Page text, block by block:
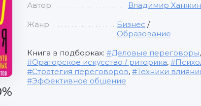
Автор: Владимир Ханжин
Жанр: Бизнес /
Образование
Книга в подборках: Деловые переговоры,
Ораторское искусство / риторика,
Стратегия переговоров, Техники
Эффективное общение